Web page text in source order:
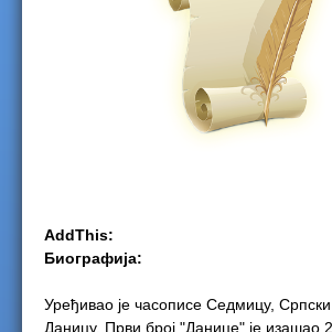
AddThis:
Биографија:
Уређивао је часописе Седмицу,
Даницу. Први број "Данице" је изашао